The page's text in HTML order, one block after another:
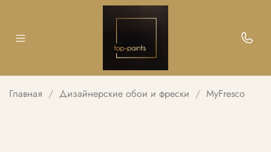
Главная Дизайнерские обои и фрески MyFresco